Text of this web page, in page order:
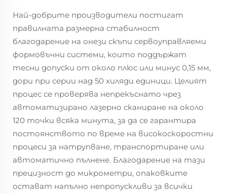
Най-добрите производители постигат
правилната размерна стабилност
благодарение на онези скъпи сервоуправляеми
формовъчни системи, които поддържат
тесни допуски от около плюс или минус 0,15 мм,
дори при серии над 50 хиляди единици. Целият
процес се проверява непрекъснато чрез
автоматизирано лазерно сканиране на около
120 точки всяка минута, за да се гарантира
постоянството по време на високоскоростни
процеси за натрупване, транспортиране или
автоматично пълнене. Благодарение на тази
прецизност до микрометри, опаковките
остават напълно непропускливи за всички